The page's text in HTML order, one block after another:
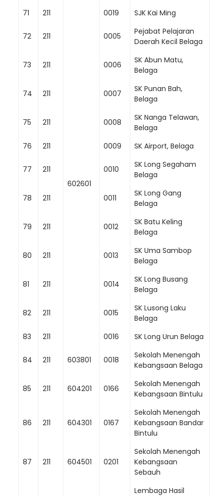
71
211 0019 SJK Kai Ming
72 211
602601
0005
Pejabat Pelajaran
Daerah Kecil Belaga
73 211 0006
SK Abun Matu,
Belaga
74 211 0007
SK Punan Bah,
Belaga
75 211 0008
SK Nanga Telawan,
Belaga
76
211 0009 SK Airport, Belaga
77 211 0010
SK Long Segaham
Belaga
78 211 0011
SK Long Gang
Belaga
79 211 0012
SK Batu Keling
Belaga
80 211 0013
SK Uma Sambop
Belaga
81 211 0014
SK Long Busang
Belaga
82 211 0015
SK Lusong Laku
Belaga
83
211 0016 SK Long Urun Belaga
84 211 603801 0018
Sekolah Menengah
Kebangsaan Belaga
85 211 604201 0166
Sekolah Menengah
Kebangsaan Bintulu
86 211 604301 0167
Sekolah Menengah
Kebangsaan Bandar
Bintulu
87 211 604501 0201
Sekolah Menengah
Kebangsaan
Sebauh
Lembaga Hasil